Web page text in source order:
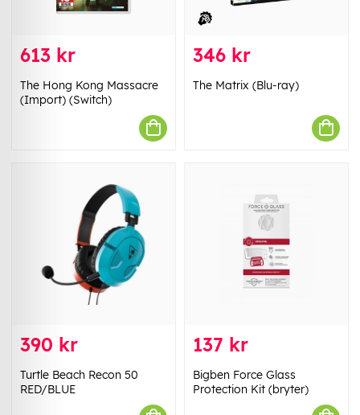
613 kr
The Hong Kong Massacre
(Import) (Switch)
346 kr
The Matrix (Blu-ray)
390 kr
Turtle Beach Recon 50
RED/BLUE
137 kr
Bigben Force Glass
Protection Kit (bryter)